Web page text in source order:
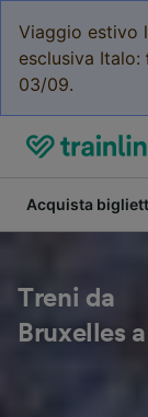
Viaggio estivo
esclusiva Italo:
03/09.
Acquista
Treni da
Bruxelles